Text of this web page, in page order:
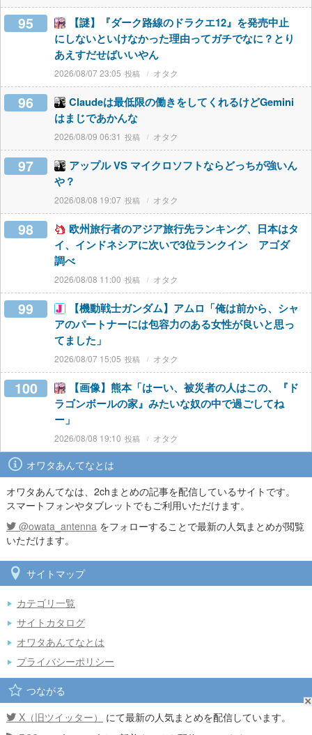
95
【謎】『ダーク路線のドラクエ12』を発売中止
にしないといけなかった理由ってガチでなに？とり
あえすだせばいいやん
2026/08/07 23:05 オタク
96
Claudeは最低限の働きをしてくれるけどGemini
はまじであかんな
2026/08/09 06:31 オタク
97
アップル VS マイクロソフトならどっちが強いん
や？
2026/08/08 19:07 オタク
98
欧州旅行者のアジア旅行先ランキング、日本はタ
イ、インドネシアに次いで3位ランクイン アゴダ
調べ
2026/08/08 11:00 オタク
99
【機動戦士ガンダム】アムロ「俺は前から、シャ
アのパートナーには包容力のある女性が良いと思っ
てました」
2026/08/07 15:05 オタク
100
【画像】熊本「はーい、被災者の人はこの、『ド
ラゴンボールの家』みたいな奴の中で過ごしてね
ー」
2026/08/08 19:10 オタク
オワタあんてなとは
オワタあんてなは、2chまとめの記事を配信しているサイトです。
スマートフォンやタブレットでもご利用いただけます。
@owata_antenna をフォローすることで最新の人気まとめが閲覧
いただけます。
サイトマップ
カテゴリ一覧
サイトカタログ
オワタあんてなとは
プライバシーポリシー
つながる
X（旧ツイッター）
にて最新の人気まとめを配信しています。